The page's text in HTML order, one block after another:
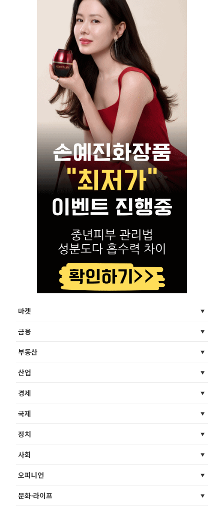
마켓
금융
부동산
산업
경제
국제
정치
사회
오피니언
문화·라이프